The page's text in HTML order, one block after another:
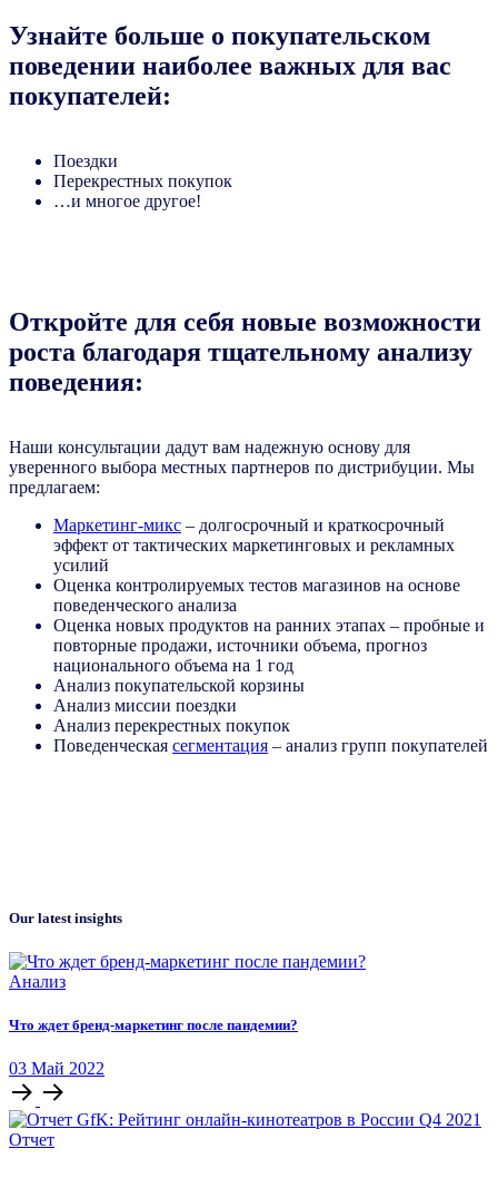
Узнайте больше о покупательском
поведении наиболее важных для вас
покупателей:
Поездки
Перекрестных покупок
…и многое другое!
Откройте для себя новые возможности
роста благодаря тщательному анализу
поведения:
Наши консультации дадут вам надежную основу для
уверенного выбора местных партнеров по дистрибуции. Мы
предлагаем:
Маркетинг-микс – долгосрочный и краткосрочный
эффект от тактических маркетинговых и рекламных
усилий
Оценка контролируемых тестов магазинов на основе
поведенческого анализа
Оценка новых продуктов на ранних этапах – пробные и
повторные продажи, источники объема, прогноз
национального объема на 1 год
Анализ покупательской корзины
Анализ миссии поездки
Анализ перекрестных покупок
Поведенческая сегментация – анализ групп покупателей
Our latest insights
Анализ
Что ждет бренд-маркетинг после пандемии?
03 Май 2022
Отчет